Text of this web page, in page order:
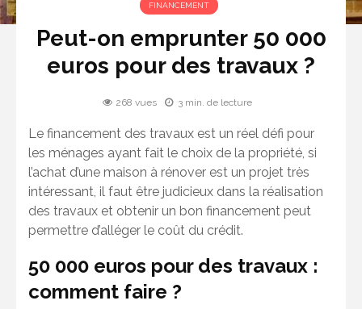
FINANCEMENT
Peut-on emprunter 50 000
euros pour des travaux ?
268 vues 3 min. de lecture
Le financement des travaux est un réel défi pour
les ménages ayant fait le choix de la propriété, si
l’achat d’une maison à rénover est un projet très
intéressant, il faut être judicieux dans la réalisation
des travaux et obtenir un bon financement peut
permettre d’alléger le coût du crédit.
50 000 euros pour des travaux :
comment faire ?